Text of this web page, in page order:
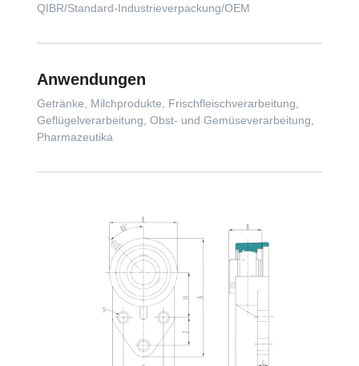
QIBR/Standard-Industrieverpackung/OEM
Anwendungen
Getränke, Milchprodukte, Frischfleischverarbeitung,
Geflügelverarbeitung, Obst- und Gemüseverarbeitung,
Pharmazeutika